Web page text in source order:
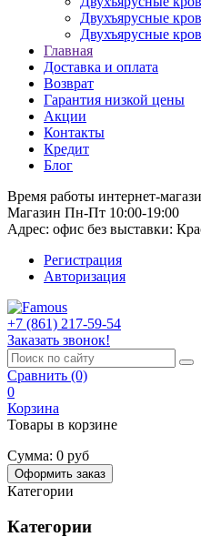
Двухъярусные
Двухъярусные
Главная
Доставка и оплата
Возврат
Гарантия низкой цены
Акции
Контакты
Кредит
Блог
Время работы интернет-
Магазин Пн-Пт 10:00-19:00
Адрес: офис без выставки:
Регистрация
Авторизация
+7 (861) 217-59-54
Заказать звонок!
Сравнить (0)
0
Корзина
Товары в корзине
Сумма: 0 руб
Оформить заказ
Категории
Категории